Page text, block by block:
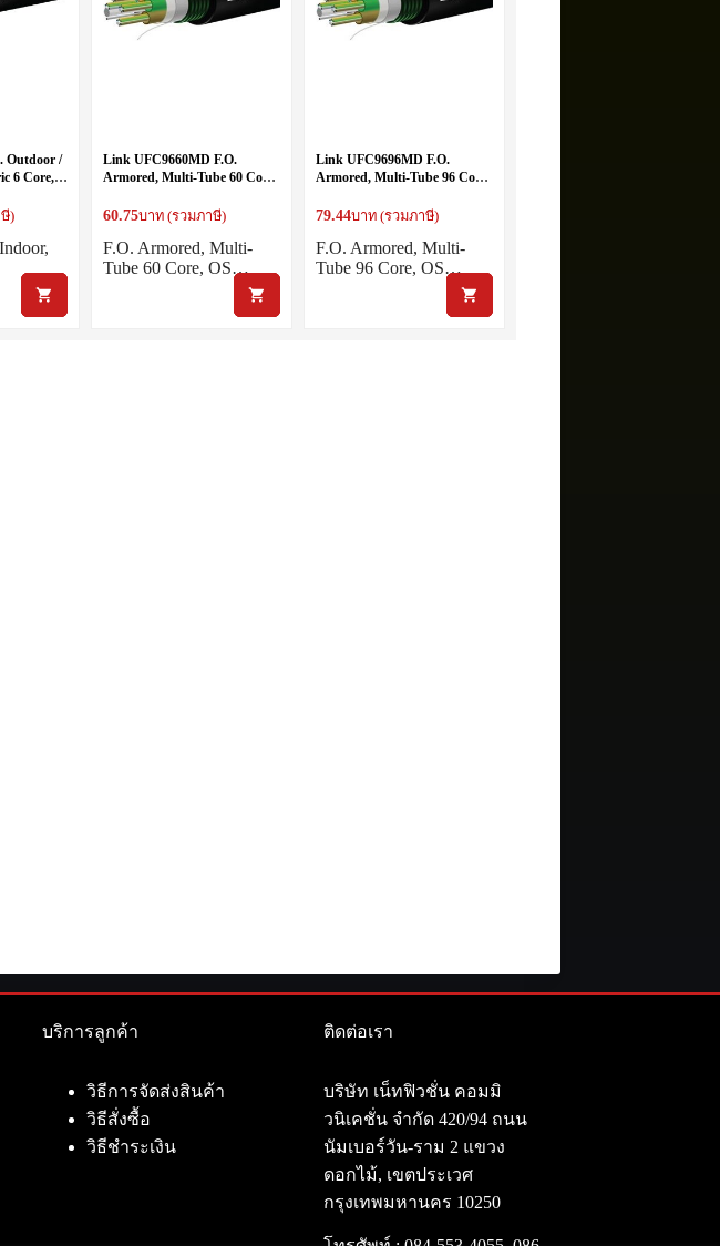
Outdoor /
6 Core,
)
Link UFC9660MD F.O.
Armored, Multi-Tube 60 Core,
60.75บาท (รวมภาษี)
F.O. Armored, Multi-
Tube 60 Core, OS…
Link UFC9696MD F.O.
Armored, Multi-Tube 96 Core,
79.44บาท (รวมภาษี)
F.O. Armored, Multi-
Tube 96 Core, OS…
บริการลูกค้า
วิธีการจัดส่งสินค้า
วิธีสั่งซื้อ
วิธีชำระเงิน
ติดต่อเรา
บริษัท เน็ทฟิวชั่น คอมมิ
วนิเคชั่น จำกัด 420/94 ถนน
นัมเบอร์วัน-ราม 2 แขวง
ดอกไม้, เขตประเวศ
กรุงเทพมหานคร 10250